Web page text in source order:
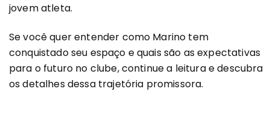
jovem atleta.
Se você quer entender como Marino tem
conquistado seu espaço e quais são as expectativas
para o futuro no clube, continue a leitura e descubra
os detalhes dessa trajetória promissora.